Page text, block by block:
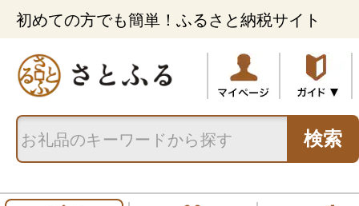
初めての方でも簡単！ふるさと納税サイト
検索